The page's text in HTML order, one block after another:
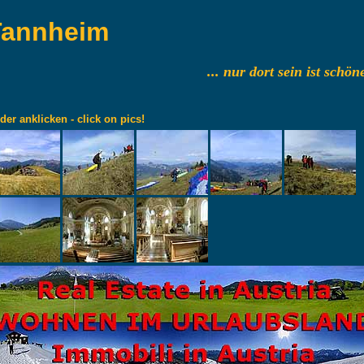
... nur dort sein ist
anklicken - click on pics!